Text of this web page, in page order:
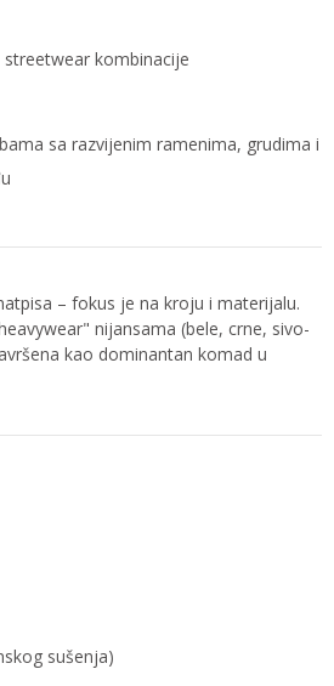
streetwear kombinacije
sa razvijenim ramenima, grudima i
– fokus je na kroju i materijalu.
nijansama (bele, crne, sivo-
kao dominantan komad u
sušenja)